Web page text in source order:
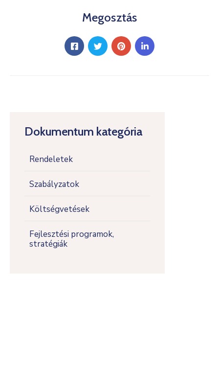
Dokumentum kategória
Rendeletek
Szabályzatok
Költségvetések
Fejlesztési programok,
stratégiák
Megosztás